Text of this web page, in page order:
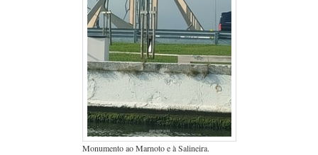
Monumento ao Marnoto e à Salineira.